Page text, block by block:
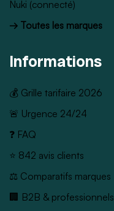
Nuki (connecté)
→ Toutes les marques
Informations
💰 Grille tarifaire 2026
🚨 Urgence 24/24
❓ FAQ
⭐ 842 avis clients
⚖️ Comparatifs marques
🏢 B2B & professionnels